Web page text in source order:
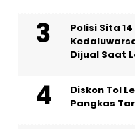
Polisi Sita
Dijual Saat
Diskon Tol
Pangkas